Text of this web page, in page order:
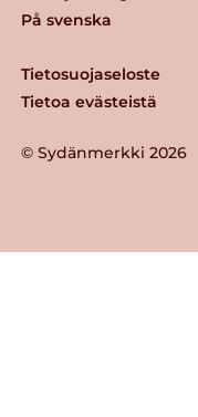
© Sydänmerkki 2026
Tietosuojaseloste
Tietoa evästeistä
På svenska